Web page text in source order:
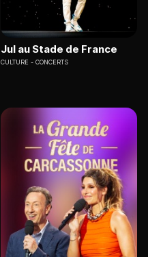
Jul au Stade de France
CULTURE CONCERTS